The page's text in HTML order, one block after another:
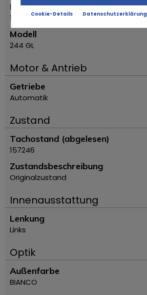
Erstzulassung Jahr
1982
Modell
244 GL
Motor & Antrieb
Getriebe
Automatik
Zustand
Tachostand (abgelesen)
157246
Zustandsbeschreibung
Originalzustand
Innenausstattung
Lenkung
Links
Optik
Außenfarbe
BIANCO
Cookie-Details Datenschutzerklärung